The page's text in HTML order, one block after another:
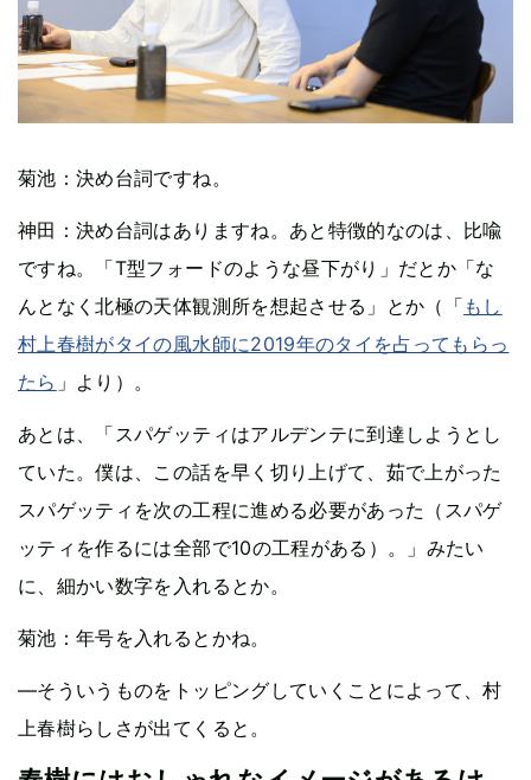
菊池：決め台詞ですね。
神田：決め台詞はありますね。あと特徴的なのは、比喩
ですね。「T型フォードのような昼下がり」だとか「な
んとなく北極の天体観測所を想起させる」とか（「 もし
村上春樹がタイの風水師に2019年のタイを占ってもらっ
たら 」より）。
あとは、「スパゲッティはアルデンテに到達しようとし
ていた。僕は、この話を早く切り上げて、茹で上がった
スパゲッティを次の工程に進める必要があった（スパゲ
ッティを作るには全部で10の工程がある）。」みたい
に、細かい数字を入れるとか。
菊池：年号を入れるとかね。
—そういうものをトッピングしていくことによって、村
上春樹らしさが出てくると。